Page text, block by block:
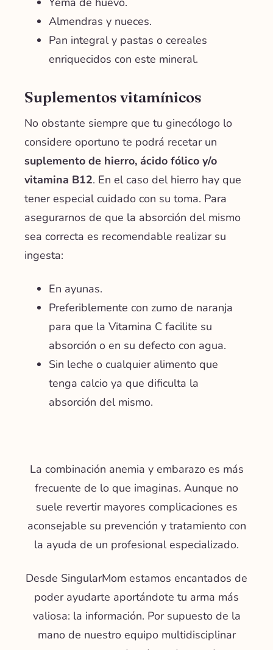
Almendras y nueces.
Pan integral y pastas o cereales
enriquecidos con este mineral.
Suplementos vitamínicos
No obstante siempre que tu ginecólogo lo
considere oportuno te podrá recetar un
suplemento de hierro, ácido fólico y/o
vitamina B12. En el caso del hierro hay que
tener especial cuidado con su toma. Para
asegurarnos de que la absorción del mismo
sea correcta es recomendable realizar su
ingesta:
En ayunas.
Preferiblemente con zumo de naranja
para que la Vitamina C facilite su
absorción o en su defecto con agua.
Sin leche o cualquier alimento que
tenga calcio ya que dificulta la
absorción del mismo.
La combinación anemia y embarazo es más
frecuente de lo que imaginas. Aunque no
suele revertir mayores complicaciones es
aconsejable su prevención y tratamiento con
la ayuda de un profesional especializado.
Desde SingularMom estamos encantados de
poder ayudarte aportándote tu arma más
valiosa: la información. Por supuesto de la
mano de nuestro equipo multidisciplinar